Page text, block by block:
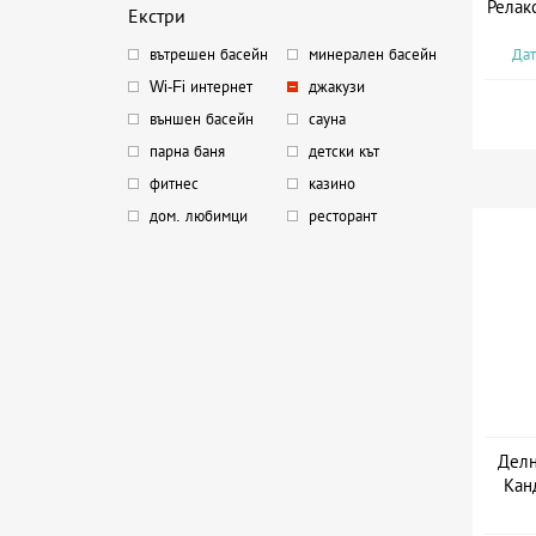
Екстри
вътрешен басейн
минерален басейн
Wi-Fi интернет
джакузи
външен басейн
сауна
парна баня
детски кът
фитнес
казино
дом. любимци
ресторант